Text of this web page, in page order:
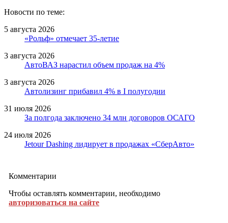
Новости по теме:
5 августа 2026
«Рольф» отмечает 35-летие
3 августа 2026
АвтоВАЗ нарастил объем продаж на 4%
3 августа 2026
Автолизинг прибавил 4% в I полугодии
31 июля 2026
За полгода заключено 34 млн договоров ОСАГО
24 июля 2026
Jetour Dashing лидирует в продажах «СберАвто»
Комментарии
Чтобы оставлять комментарии, необходимо
авторизоваться на сайте